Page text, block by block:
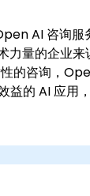
伴AI 咨询服
力量的企业
的咨询，
益的 AI 应用
现有工作流程
大限度地减
咨询服务
助您在日益数